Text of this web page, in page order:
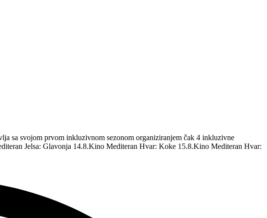
sa svojom prvom inkluzivnom sezonom organiziranjem čak 4 inkluzivne
Jelsa: Glavonja 14.8.Kino Mediteran Hvar: Koke 15.8.Kino Mediteran Hvar: